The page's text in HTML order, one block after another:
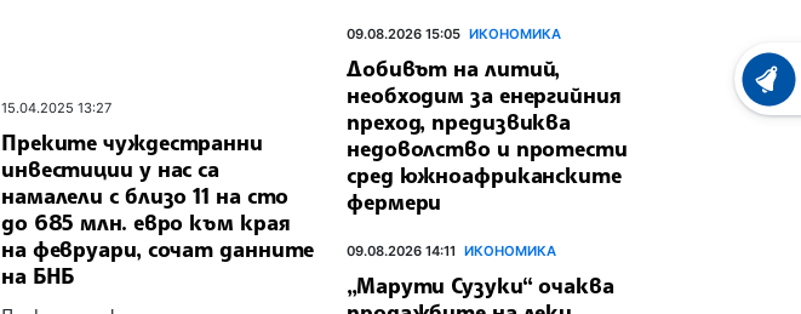
15.04.2025 13:27
Преките чуждестранни
инвестиции у нас са
намалели с близо 11 на сто
до 685 млн. евро към края
на февруари, сочат данните
на БНБ
09.08.2026 15:05 ИКОНОМИКА
Добивът на литий,
необходим за енергийния
преход, предизвиква
недоволство и протести
сред южноафриканските
фермери
09.08.2026 14:11 ИКОНОМИКА
„Марути Сузуки“ очаква